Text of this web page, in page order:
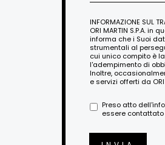
INFORMAZIONE SUL
ORI MARTIN S.P.A.
informa che i Suoi
strumentali al
cui unico compito è
l'adempimento di
Inoltre,
e servizi offerti da ORI
Preso atto
essere contattato